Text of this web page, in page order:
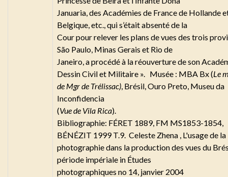
Januaria, des Académies de France de Hollande
Belgique, etc., qui s’était absenté de la
Cour pour relever les plans de vues des trois
São Paulo, Minas Gerais et Rio de
Janeiro, a procédé à la réouverture de son
Dessin Civil et Militaire ». Musée : MBA Bx (Le
de Mgr de Trélissac) , Brésil, Ouro Preto, Museu da
Inconfidencia
(Vue de Vila Rica).
Bibliographie: FÉRET 1889, FM MS1853-1854,
BÉNÉZIT 1999 T.9. Celeste Zhena , L'usage de la
photographie dans la production des vues du
période impériale in Études
photographiques no 14, janvier 2004